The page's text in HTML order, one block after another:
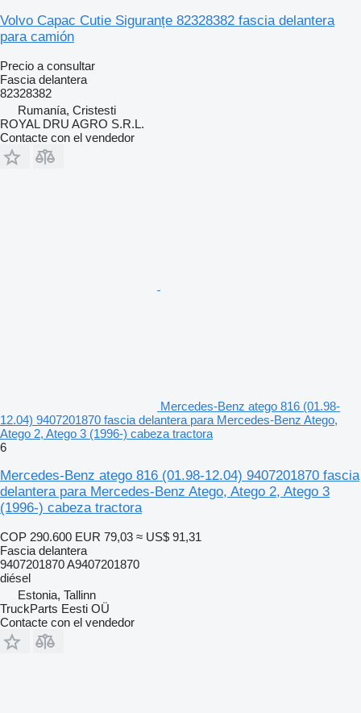
Volvo Capac Cutie Siguranțe 82328382 fascia delantera
para camión
Precio a consultar
Fascia delantera
82328382
Rumanía, Cristesti
ROYAL DRU AGRO S.R.L.
Contacte con el vendedor
Mercedes-Benz atego 816 (01.98-
12.04) 9407201870 fascia delantera para Mercedes-Benz Atego,
Atego 2, Atego 3 (1996-) cabeza tractora
6
Mercedes-Benz atego 816 (01.98-12.04) 9407201870 fascia
delantera para Mercedes-Benz Atego, Atego 2, Atego 3
(1996-) cabeza tractora
COP 290.600 EUR 79,03 ≈ US$ 91,31
Fascia delantera
9407201870 A9407201870
diésel
Estonia, Tallinn
TruckParts Eesti OÜ
Contacte con el vendedor